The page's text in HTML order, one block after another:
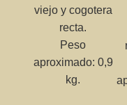
viejo y cogotera
recta.
Peso
aproximado: 0,9
kg.